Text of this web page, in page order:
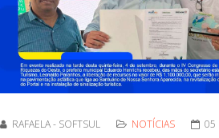
RAFAELA - SOFTSUL NOTÍCIAS 05